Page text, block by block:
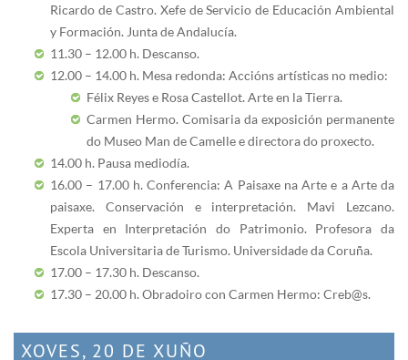
Ricardo de Castro. Xefe de Servicio de Educación Ambiental
y Formación. Junta de Andalucía.
11.30 – 12.00 h. Descanso.
12.00 – 14.00 h. Mesa redonda: Accións artísticas no medio:
Félix Reyes e Rosa Castellot. Arte en la Tierra.
Carmen Hermo. Comisaria da exposición permanente
do Museo Man de Camelle e directora do proxecto.
14.00 h. Pausa mediodía.
16.00 – 17.00 h. Conferencia: A Paisaxe na Arte e a Arte da
paisaxe. Conservación e interpretación. Mavi Lezcano.
Experta en Interpretación do Patrimonio. Profesora da
Escola Universitaria de Turismo. Universidade da Coruña.
17.00 – 17.30 h. Descanso.
17.30 – 20.00 h. Obradoiro con Carmen Hermo: Creb@s.
XOVES, 20 DE XUÑO